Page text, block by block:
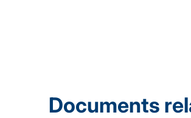
Documents